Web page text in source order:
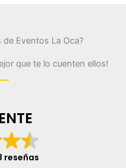
Eventos La Oca?
que te lo cuenten ellos!
reseñas